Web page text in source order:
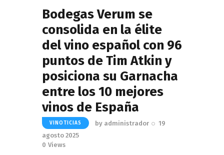
Bodegas Verum se
consolida en la élite
del vino español con 96
puntos de Tim Atkin y
posiciona su Garnacha
entre los 10 mejores
vinos de España
VINOTICIAS by administrador
19
agosto 2025
0 Views